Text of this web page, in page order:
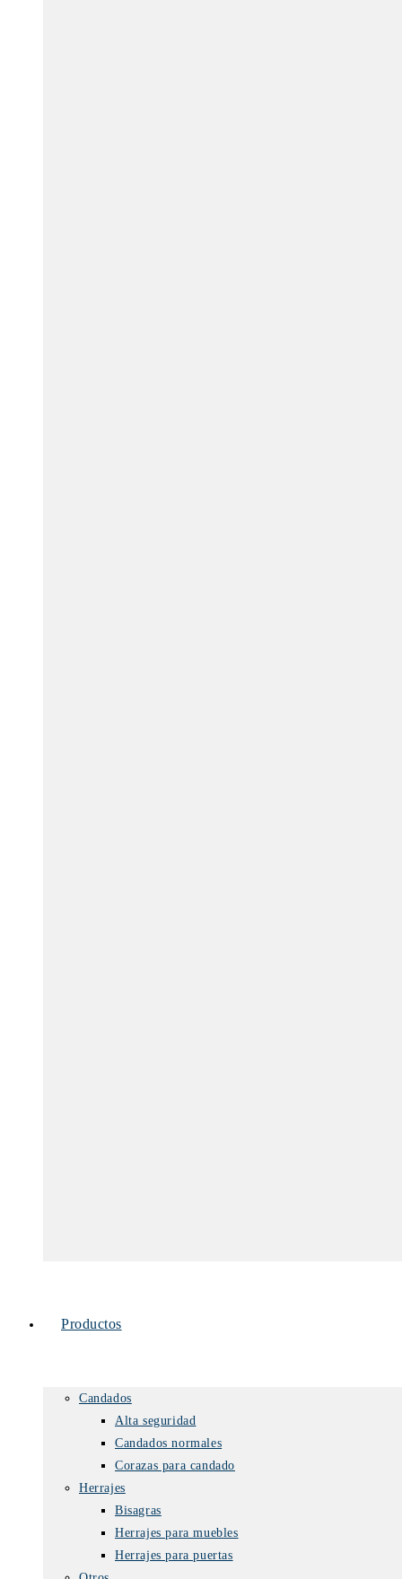
Productos
Candados
Alta seguridad
Candados normales
Corazas para candado
Herrajes
Bisagras
Herrajes para muebles
Herrajes para puertas